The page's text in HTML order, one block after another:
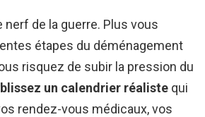
nerf de la guerre. Plus vous
étapes du déménagement
risquez de subir la pression du
un calendrier réaliste qui
rendez-vous médicaux, vos